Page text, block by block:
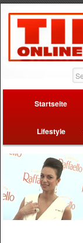
Startseite
Lifestyle